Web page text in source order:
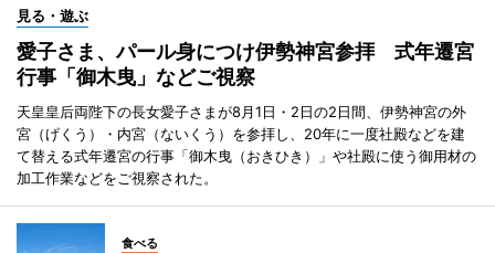
見る・遊ぶ
愛子さま、パール身につけ伊勢神宮参拝 式年遷宮
行事「御木曳」などご視察
天皇皇后両陛下の長女愛子さまが8月1日・2日の2日間、伊勢神宮の外
宮（げくう）・内宮（ないくう）を参拝し、20年に一度社殿などを建
て替える式年遷宮の行事「御木曳（おきひき）」や社殿に使う御用材の
加工作業などをご視察された。
食べる